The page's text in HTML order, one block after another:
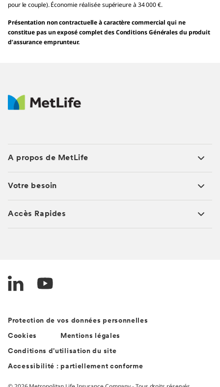
pour le couple). Économie réalisée supérieure à 34 000 €.
Présentation non contractuelle à caractère commercial qui ne
constitue pas un exposé complet des Conditions Générales du produit
d’assurance emprunteur.
A propos de MetLife
Votre besoin
Accès Rapides
Protection de vos données personnelles
Cookies Mentions légales
Conditions d'utilisation du site
Accessibilité : partiellement conforme